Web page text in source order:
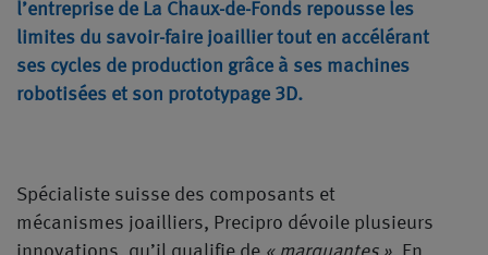
l’entreprise de La Chaux-de-Fonds repousse les
limites du savoir-faire joaillier tout en accélérant
ses cycles de production grâce à ses machines
robotisées et son prototypage 3D.
Spécialiste suisse des composants et
mécanismes joailliers, Precipro dévoile plusieurs